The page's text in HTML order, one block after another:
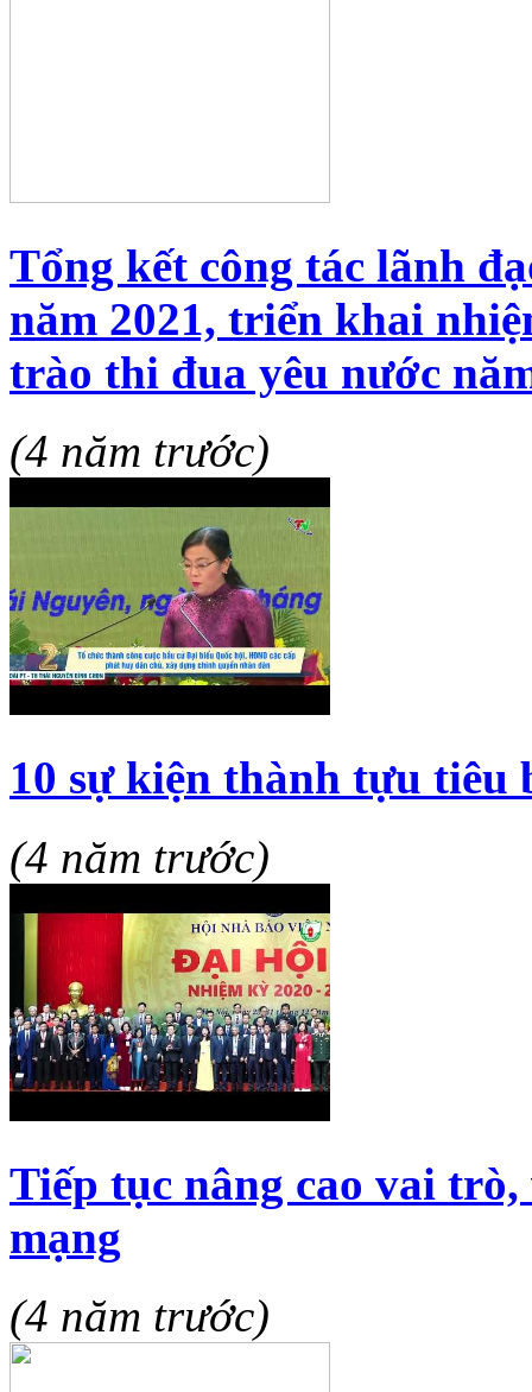
Tổng kết công tác lãnh
năm 2021, triển khai
trào thi đua yêu nước
(4 năm trước)
10 sự kiện thành tựu tiêu
(4 năm trước)
Tiếp tục nâng cao vai
mạng
(4 năm trước)